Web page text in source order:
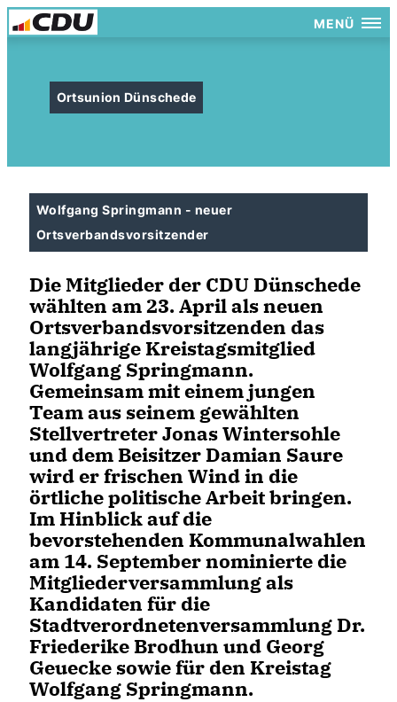
MENÜ
Ortsunion Dünschede
Wolfgang Springmann - neuer
Ortsverbandsvorsitzender
Die Mitglieder der CDU Dünschede
wählten am 23. April als neuen
Ortsverbandsvorsitzenden das
langjährige Kreistagsmitglied
Wolfgang Springmann.
Gemeinsam mit einem jungen
Team aus seinem gewählten
Stellvertreter Jonas Wintersohle
und dem Beisitzer Damian Saure
wird er frischen Wind in die
örtliche politische Arbeit bringen.
Im Hinblick auf die
bevorstehenden Kommunalwahlen
am 14. September nominierte die
Mitgliederversammlung als
Kandidaten für die
Stadtverordnetenversammlung Dr.
Friederike Brodhun und Georg
Geuecke sowie für den Kreistag
Wolfgang Springmann.